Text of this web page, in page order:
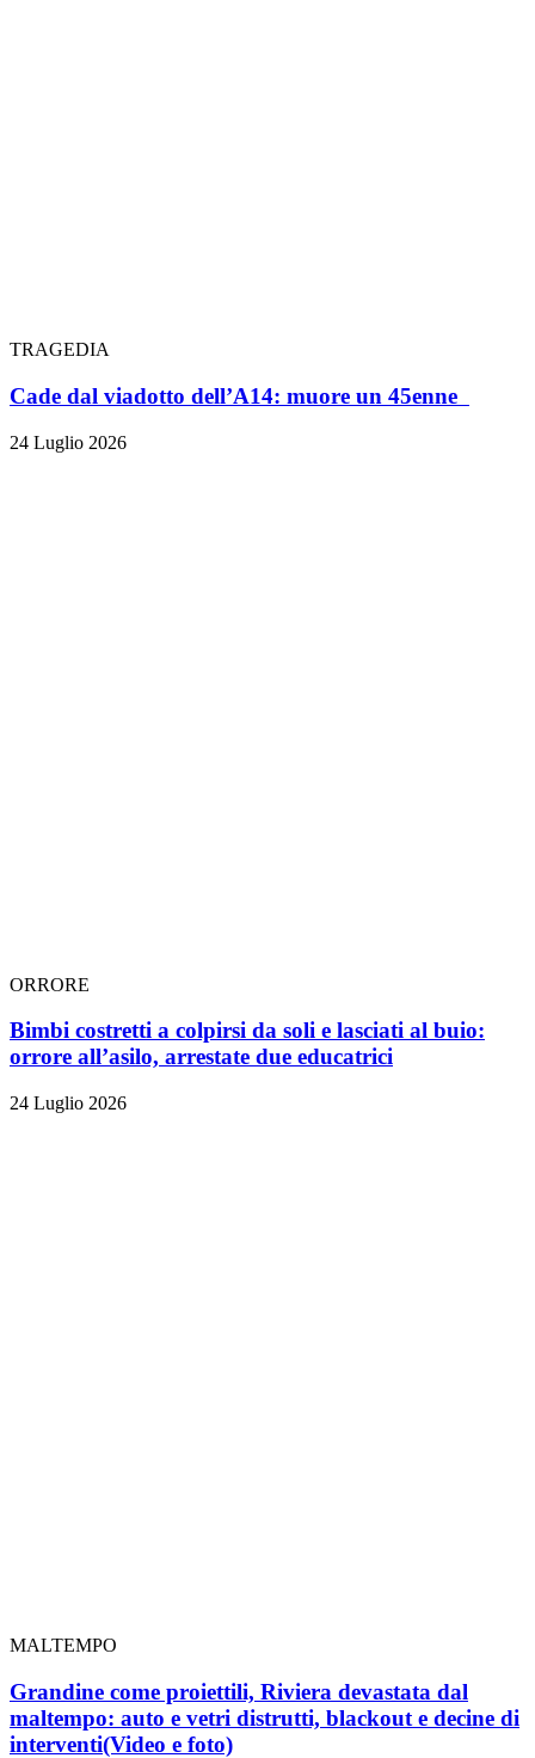
TRAGEDIA
Cade dal viadotto dell’A14: muore un 45enne
24 Luglio 2026
ORRORE
Bimbi costretti a colpirsi da soli e lasciati al buio:
orrore all’asilo, arrestate due educatrici
24 Luglio 2026
MALTEMPO
Grandine come proiettili, Riviera devastata dal
maltempo: auto e vetri distrutti, blackout e decine di
interventi(Video e foto)